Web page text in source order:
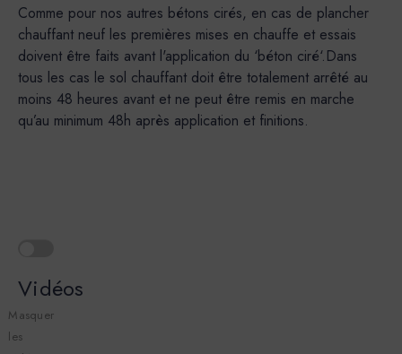
Comme pour nos autres bétons cirés, en cas de plancher
chauffant neuf les premières mises en chauffe et essais
doivent être faits avant l'application du ‘béton ciré‘.Dans
tous les cas le sol chauffant doit être totalement arrêté au
moins 48 heures avant et ne peut être remis en marche
qu’au minimum 48h après application et finitions.
Vidéos
Masquer
les